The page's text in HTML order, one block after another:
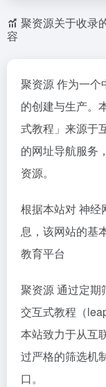
聚资源关于收录
容
聚资源 作为一个
的创建与生产。
式教程」来源于
的网址导航服务
资源。
根据本站对 神经
息，该网站的基
教育平台
聚资源 通过定期
交互式教程（
本站致力于从互
过严格的筛选机
口。